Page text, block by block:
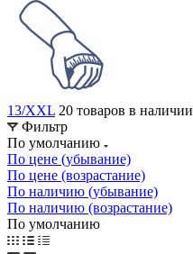
13/XXL 20 товаров в наличии
Фильтр
По умолчанию
По цене (убывание)
По цене (возрастание)
По наличию (убывание)
По наличию (возрастание)
По умолчанию